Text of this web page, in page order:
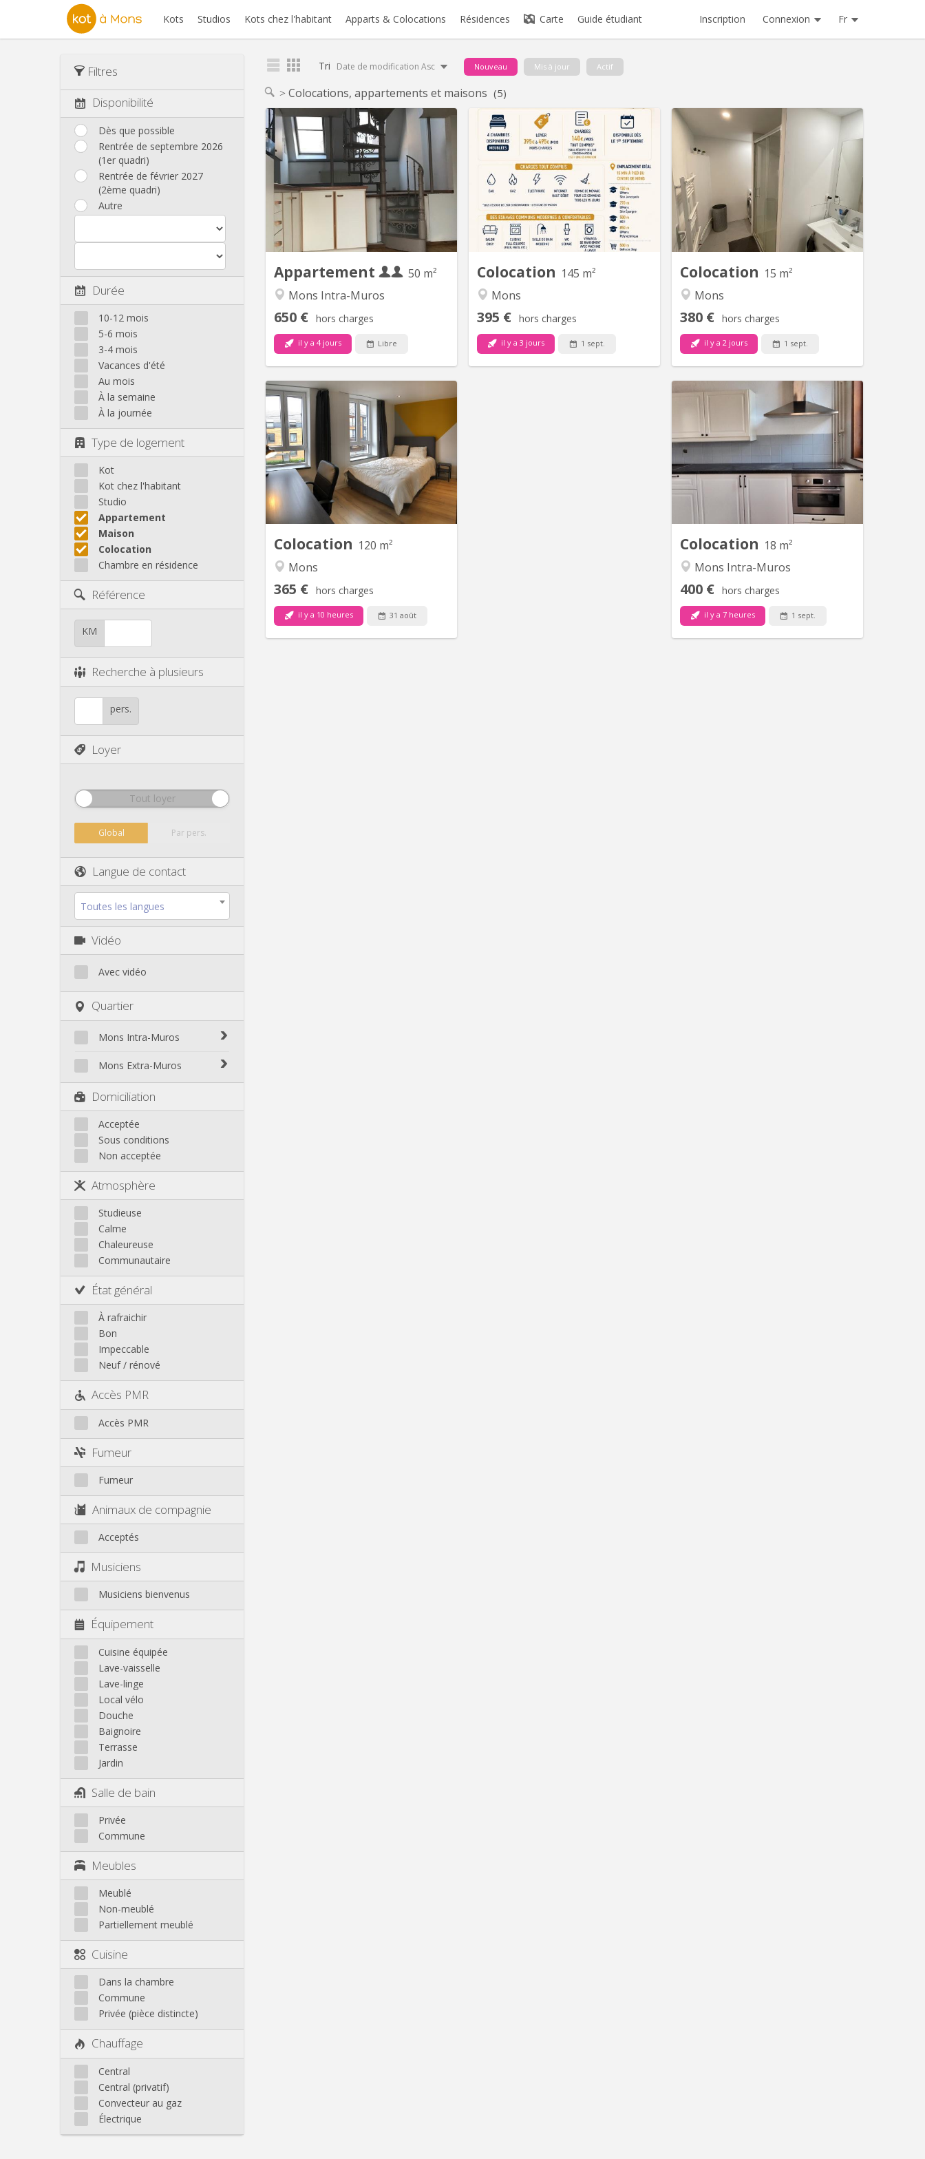
Kots Studios Kots chez l'habitant Apparts & Colocations Résidences Carte Guide étudiant Inscription Connexion Fr
Filtres
Disponibilité
Dès que possible
Rentrée de septembre 2026
(1er quadri)
Rentrée de février 2027
(2ème quadri)
Autre
Durée
10-12 mois
5-6 mois
3-4 mois
Vacances d'été
Au mois
À la semaine
À la journée
Type de logement
Kot
Kot chez l'habitant
Studio
Appartement
Maison
Colocation
Chambre en résidence
Référence
KM
Recherche à plusieurs
pers.
Loyer
Tout loyer
Global Par pers.
Langue de contact
Toutes les langues
Vidéo
Avec vidéo
Quartier
Mons Intra-Muros
Mons Intra-Muros
Mons Extra-Muros
Domiciliation
Acceptée
Sous conditions
Non acceptée
Atmosphère
Studieuse
Calme
Chaleureuse
Communautaire
État général
À rafraichir
Bon
Impeccable
Neuf / rénové
Accès PMR
Accès PMR
Fumeur
Fumeur
Animaux de compagnie
Acceptés
Musiciens
Musiciens bienvenus
Équipement
Cuisine équipée
Lave-vaisselle
Lave-linge
Local vélo
Douche
Baignoire
Terrasse
Jardin
Salle de bain
Privée
Commune
Meubles
Meublé
Non-meublé
Partiellement meublé
Cuisine
Dans la chambre
Commune
Privée (pièce distincte)
Chauffage
Central
Central (privatif)
Convecteur au gaz
Électrique
Tri Date de modification Asc Nouveau Mis à jour Actif
Colocations, appartements et maisons (5)
Appartement
50 m²
Mons Intra-Muros
650 € hors charges
il y a 4 jours Libre
KM 1101
petit appartement 1 chambre
comprenant: 1 hall privé, un salon, une
salle à manger - cuisine, un bureau en
mezzanine, un wc séparé, une
chambre, une salle de bain (bain,
lavabo, emplacement lave-linge).
Chaudière gaz individuelle pour
l'appartement, entretien à charge du
Colocation 145 m²
Mons
395 € hors charges
il y a 3 jours 1 sept.
KM 2375
4 chambres de dispo dans une
colocation entièrement rénovée à
Mons Les espaces communs : - Salon
cosy - Cuisine full équipée (four, frigo,
etc. ) - Salle de bain moderne WC
séparé - veranda de rangement avec
machine à lavé Infos pratiques :
Maison fraîchement rénovée, bien
Colocation 15 m²
Mons
380 € hors charges
il y a 2 jours 1 sept.
KM 1869
3 Chambres à louer pour étudiantes en
face des écoles UMONS et HEH. Déjà
deux chambre loué par deux filles et
cherche une troisième étudiante pour
la dernière chambre du 1er étage. Salle
de bain avec douche et machine à
laver. Cuisine équipée à partager.
Colocation 120 m²
Mons
365 € hors charges
il y a 10 heures 31 août
KM 1116
Mons, colocation étudiante - 4
chambres disponibles pour début
d’année académique 2026 - 2027. Très
bon état et intégralement meublé :
cuisine équipée et SDB commune,
machine à laver, internet, TV, dame de
ménage en zones communes ...
Proche de tous commerces,
Colocation 18 m²
Mons Intra-Muros
400 € hors charges
il y a 7 heures 1 sept.
Au sein d’une maison entièrement
rénovée, nous vous proposons une
colocation pour trois étudiant(e)s. La
maison date de 1715 et on a veillé à ce
qu’elle garde son authenticité. Deux
chambres modernes chacune avec
lavabo privatif. Ces deux chambres se
partagent une sdb avec un wc et une...